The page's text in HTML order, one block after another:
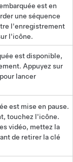
est en
une séquence
l'enregistrement
l'icône.
est disponible,
Appuyez sur
lancer
est mise en pause.
touchez l'icône.
vidéo, mettez la
de retirer la clé